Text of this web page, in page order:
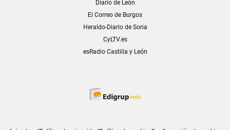
Diario de León
El Correo de Burgos
Heraldo-Diario de Soria
CyLTV.es
esRadio Castilla y León